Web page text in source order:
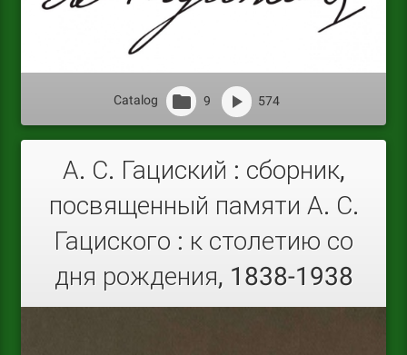
Catalog 9 574
А. С. Гациский : сборник,
посвященный памяти А. С.
Гациского : к столетию со
дня рождения, 1838-1938